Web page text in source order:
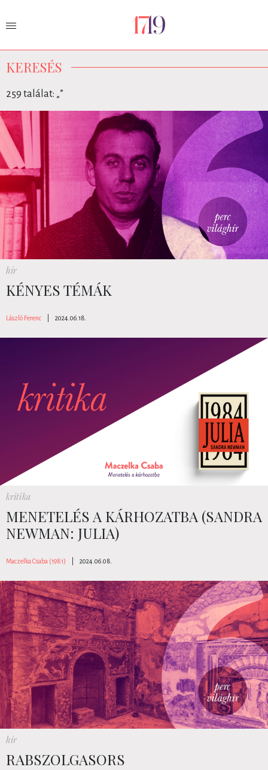
KERESÉS
259 találat: „”
hír
KÉNYES TÉMÁK
László Ferenc 2024.06.18.
kritika
MENETELÉS A KÁRHOZATBA (SANDRA
NEWMAN: JULIA)
Maczelka Csaba (1981) 2024.06.08.
hír
RABSZOLGASORS